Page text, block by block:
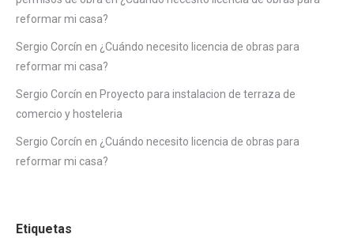
reformar mi casa?
Sergio Corcín en ¿Cuándo necesito licencia de obras para
reformar mi casa?
Sergio Corcín en Proyecto para instalacion de terraza de
comercio y hosteleria
Sergio Corcín en ¿Cuándo necesito licencia de obras para
reformar mi casa?
Etiquetas